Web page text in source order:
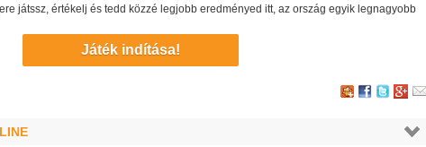
játssz, értékelj és tedd közzé legjobb eredményed itt, az ország egyik legnagyobb
Játék indítása!